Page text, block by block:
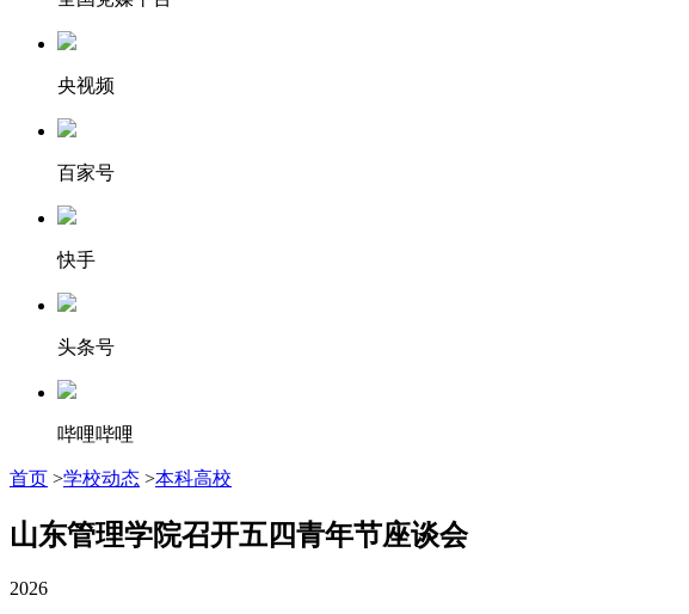
央视频
百家号
快手
头条号
哔哩哔哩
首页 >学校动态 >本科高校
山东管理学院召开五四青年节座谈会
2026